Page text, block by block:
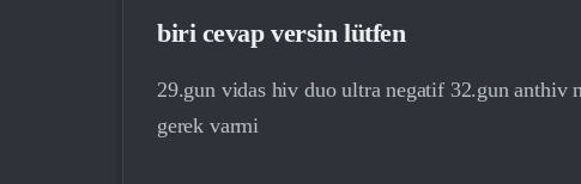
biri cevap versin lütfen
29.gun vidas hiv duo ultra negatif 32.gun anthiv
gerek varmi